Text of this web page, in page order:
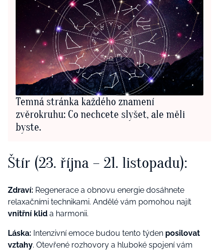
Temná stránka každého znamení
zvěrokruhu: Co nechcete slyšet, ale měli
byste.
Štír (23. října – 21. listopadu):
Zdraví: Regenerace a obnovu energie dosáhnete
relaxačními technikami. Andělé vám pomohou najít
vnitřní klid a harmonii.
Láska: Intenzivní emoce budou tento týden posilovat
vztahy. Otevřené rozhovory a hluboké spojení vám